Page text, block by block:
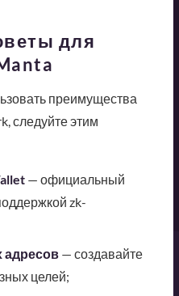
для
преимущества
следуйте этим
— официальный
zk-
адресов— создавайте
целей;